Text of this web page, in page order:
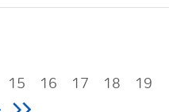
15 16 17 18
19